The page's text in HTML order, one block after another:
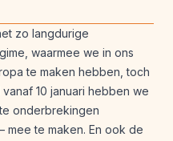
zo langdurige
waarmee we in ons
te maken hebben, toch
vanaf 10 januari hebben we
onderbrekingen
mee te maken. En ook de